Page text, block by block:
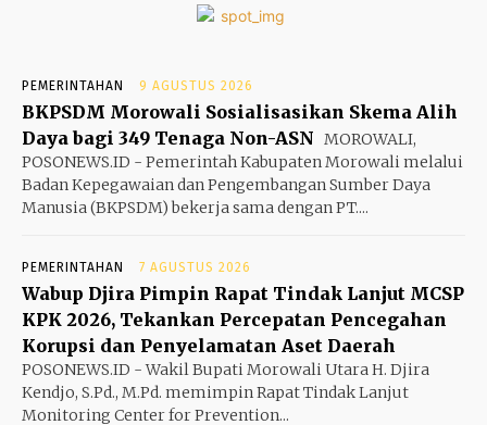
PEMERINTAHAN 9 AGUSTUS 2026
BKPSDM Morowali Sosialisasikan Skema Alih
Daya bagi 349 Tenaga Non-ASN MOROWALI,
POSONEWS.ID - Pemerintah Kabupaten Morowali melalui
Badan Kepegawaian dan Pengembangan Sumber Daya
Manusia (BKPSDM) bekerja sama dengan PT....
PEMERINTAHAN 7 AGUSTUS 2026
Wabup Djira Pimpin Rapat Tindak Lanjut MCSP
KPK 2026, Tekankan Percepatan Pencegahan
Korupsi dan Penyelamatan Aset Daerah
POSONEWS.ID - Wakil Bupati Morowali Utara H. Djira
Kendjo, S.Pd., M.Pd. memimpin Rapat Tindak Lanjut
Monitoring Center for Prevention...